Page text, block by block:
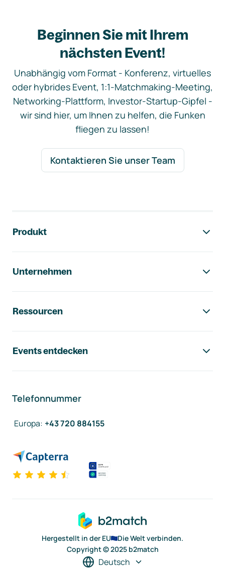
Beginnen Sie mit Ihrem
nächsten Event!
Unabhängig vom Format - Konferenz, virtuelles
oder hybrides Event, 1:1-Matchmaking-Meeting,
Networking-Plattform, Investor-Startup-Gipfel -
wir sind hier, um Ihnen zu helfen, die Funken
fliegen zu lassen!
Kontaktieren Sie unser Team
Produkt
Unternehmen
Ressourcen
Events entdecken
Telefonnummer
Europa: +43 720 884155
Hergestellt in der EU
Die Welt verbinden.
Copyright © 2025 b2match
Deutsch